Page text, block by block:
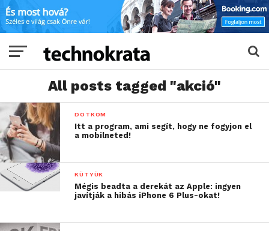
All posts tagged "akció"
DOTKOM
Itt a program, ami segít, hogy ne fogyjon el
a mobilneted!
KÜTYÜK
Mégis beadta a derekát az Apple: ingyen
javítják a hibás iPhone 6 Plus-okat!